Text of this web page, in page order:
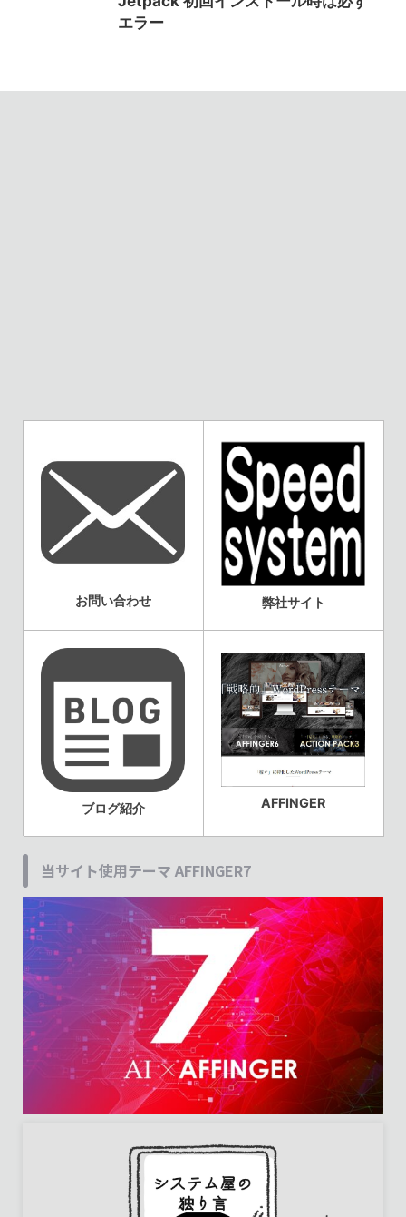
エラー
お問い合わせ 弊社サイト
ブログ紹介 AFFINGER
当サイト使用テーマ AFFINGER7